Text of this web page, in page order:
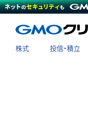
株式 投信・積立